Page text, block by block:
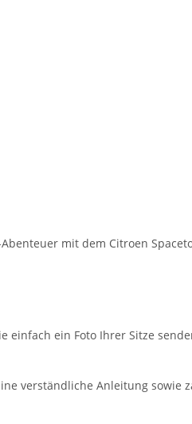
mit dem Citroen
einfach ein Foto Ihrer Sitze
verständliche Anleitung sowie